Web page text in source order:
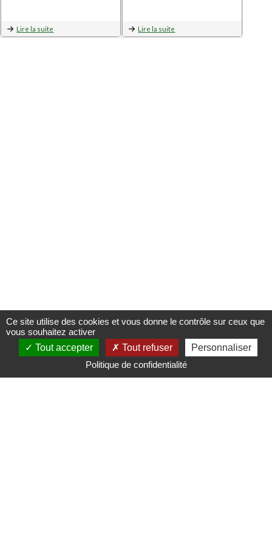
Lire la suite Lire la suite
Ce site utilise des cookies et vous donne le contrôle sur ceux que
vous souhaitez activer
Tout accepter
Tout refuser
Personnaliser
Politique de confidentialité